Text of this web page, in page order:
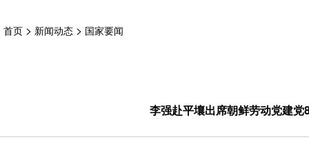
首页 > 新闻动态 > 国家要闻
李强赴平壤出席朝鲜劳动党建